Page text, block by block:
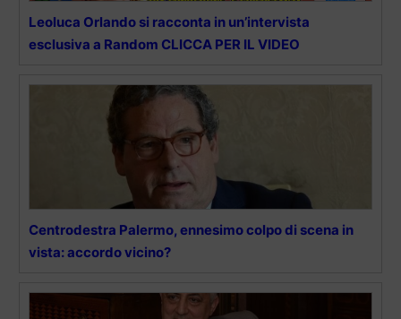
Leoluca Orlando si racconta in un’intervista
esclusiva a Random CLICCA PER IL VIDEO
Centrodestra Palermo, ennesimo colpo di scena in
vista: accordo vicino?